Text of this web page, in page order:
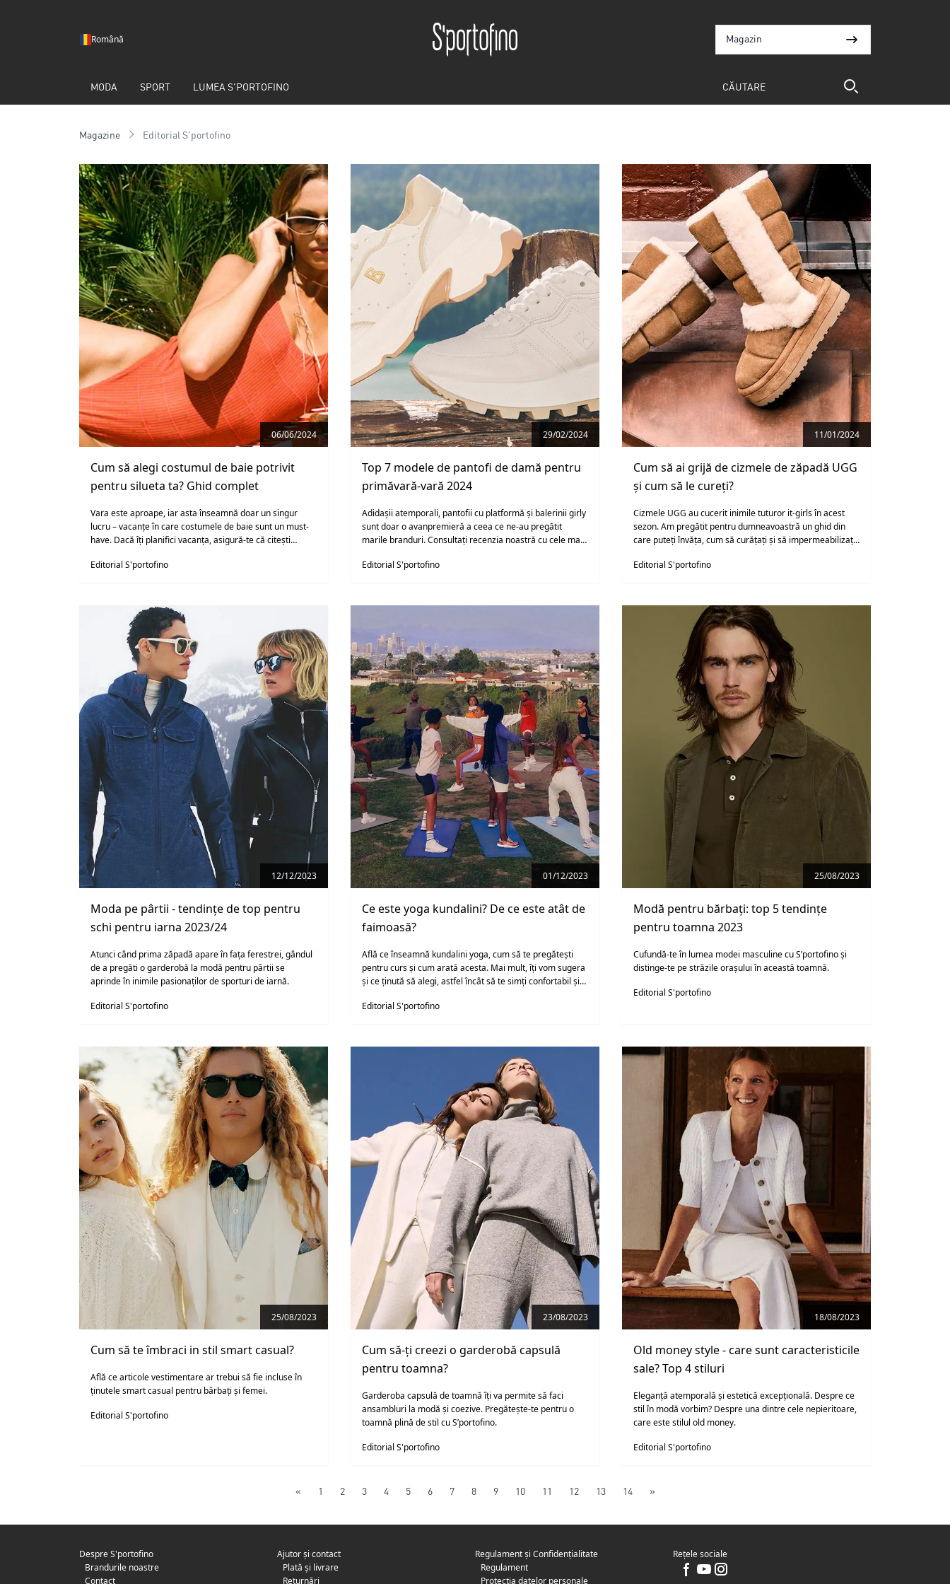
Română Magazin
MODA SPORT LUMEA S'PORTOFINO
Magazine Editorial S'portofino
06/06/2024
Cum să alegi costumul de baie potrivit
pentru silueta ta? Ghid complet
Vara este aproape, iar asta înseamnă doar un singur
lucru – vacanțe în care costumele de baie sunt un must-
have. Dacă îți planifici vacanța, asigură-te că citești
pentru anul 2024.
Editorial S'portofino
29/02/2024
Top 7 modele de pantofi de damă pentru
primăvară-vară 2024
Adidașii atemporali, pantofii cu platformă și balerinii girly
sunt doar o avanpremieră a ceea ce ne-au pregătit
marile branduri. Consultați recenzia noastră cu cele mai
sezon primăvară-vară 2024!
Editorial S'portofino
11/01/2024
Cum să ai grijă de cizmele de zăpadă UGG
și cum să le cureți?
Cizmele UGG au cucerit inimile tuturor it-girls în acest
sezon. Am pregătit pentru dumneavoastră un ghid din
care puteți învăța, cum să curățați și să impermeabilizați
Editorial S'portofino
12/12/2023
Moda pe pârtii - tendințe de top pentru
schi pentru iarna 2023/24
Atunci când prima zăpadă apare în fața ferestrei, gândul
de a pregăti o garderobă la modă pentru pârtii se
aprinde în inimile pasionaților de sporturi de iarnă.
Editorial S'portofino
01/12/2023
Ce este yoga kundalini? De ce este atât de
faimoasă?
Află ce înseamnă kundalini yoga, cum să te pregătești
pentru curs și cum arată acesta. Mai mult, îți vom sugera
și ce ținută să alegi, astfel încât să te simți confortabil și
Editorial S'portofino
25/08/2023
Modă pentru bărbați: top 5 tendințe
pentru toamna 2023
Cufundă-te în lumea modei masculine cu S’portofino și
distinge-te pe străzile orașului în această toamnă.
Editorial S'portofino
25/08/2023
Cum să te îmbraci in stil smart casual?
Află ce articole vestimentare ar trebui să fie incluse în
ținutele smart casual pentru bărbați și femei.
Editorial S'portofino
23/08/2023
Cum să-ți creezi o garderobă capsulă
pentru toamna?
Garderoba capsulă de toamnă îți va permite să faci
ansambluri la modă și coezive. Pregătește-te pentru o
toamnă plină de stil cu S’portofino.
Editorial S'portofino
18/08/2023
Old money style - care sunt caracteristicile
sale? Top 4 stiluri
Eleganță atemporală și estetică excepțională. Despre ce
stil în modă vorbim? Despre una dintre cele nepieritoare,
care este stilul old money.
Editorial S'portofino
« 1 2 3 4 5 6 7 8 9 10 11 12 13 14 »
Despre S'portofino
Brandurile noastre
Contact
Ajutor și contact
Plată și livrare
Returnări
Regulament și Confidențialitate
Regulament
Protecția datelor personale
Rețele sociale